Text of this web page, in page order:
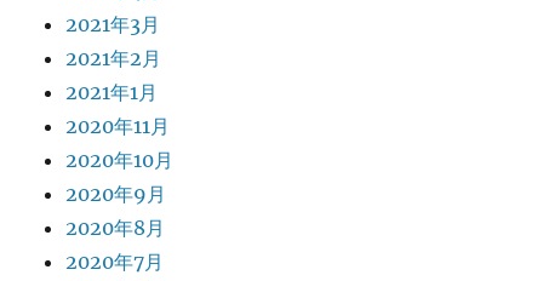
2021年3月
2021年2月
2021年1月
2020年11月
2020年10月
2020年9月
2020年8月
2020年7月